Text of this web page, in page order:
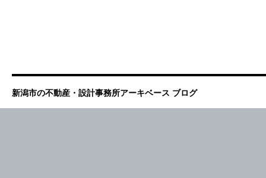
新潟市の不動産・設計事務所アーキベース ブログ